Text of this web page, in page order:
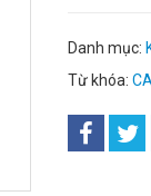
Danh mục:
Từ khóa: